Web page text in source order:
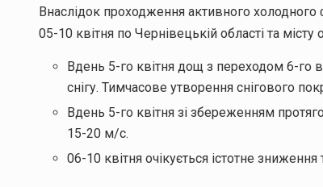
Внаслідок проходження активного холодного
05-10 квітня по Чернівецькій області та
Вдень 5-го квітня дощ з переходом 6-го в
снігу. Тимчасове утворення снігового
Вдень 5-го квітня зі збереженням
15-20 м/с.
06-10 квітня очікується істотне